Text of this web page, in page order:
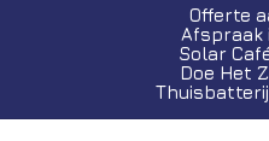
Offerte
Afspraak
Solar
Doe Het